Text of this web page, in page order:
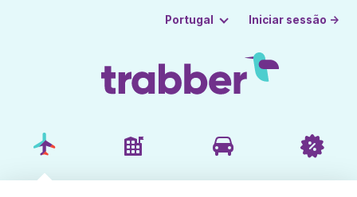
Portugal Iniciar sessão →